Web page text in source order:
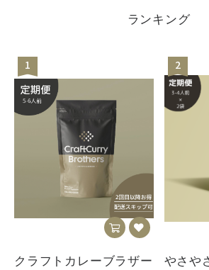
ランキング
1
クラフトカレーブラザー
2
やさや